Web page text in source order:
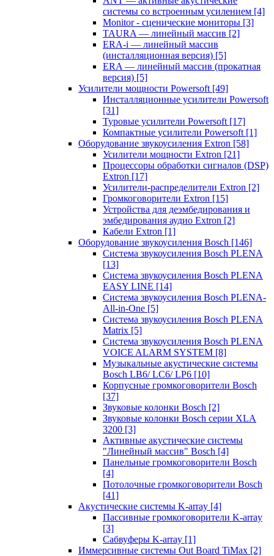
системы со встроенным усилением [4]
Monitor - сценические мониторы [3]
TAURA — линейный массив [2]
ERA-i — линейный массив
(инсталляционная версия) [5]
ERA — линейный массив (прокатная
версия) [5]
Усилители мощности Powersoft [49]
Инсталляционные усилители Powersoft
[31]
Туровые усилители Powersoft [17]
Компактные усилители Powersoft [1]
Оборудование звукоусиления Extron [58]
Усилители мощности Extron [21]
Процессоры обработки сигналов (DSP)
Extron [17]
Усилители-распределители Extron [2]
Громкоговорители Extron [15]
Устройства для деэмбедирования и
эмбедирования аудио Extron [2]
Кабели Extron [1]
Оборудование звукоусиления Bosch [146]
Система звукоусиления Bosch PLENA
[13]
Система звукоусиления Bosch PLENA
EASY LINE [14]
Система звукоусиления Bosch PLENA-
All-in-One [5]
Система звукоусиления Bosch PLENA
Matrix [5]
Система звукоусиления Bosch PLENA
VOICE ALARM SYSTEM [8]
Музыкальные акустические системы
Bosch LB6/ LC6/ LP6 [10]
Корпусные громкоговорители Bosch
[37]
Звуковые колонки Bosch [2]
Звуковые колонки Bosch серии XLA
3200 [3]
Активные акустические системы
"Линейный массив" Bosch [4]
Панельные громкоговорители Bosch
[4]
Потолочные громкоговорители Bosch
[41]
Акустические системы K-array [4]
Пассивные громкоговорители K-array
[3]
Сабвуферы K-array [1]
Иммерсивные системы Out Board TiMax [2]